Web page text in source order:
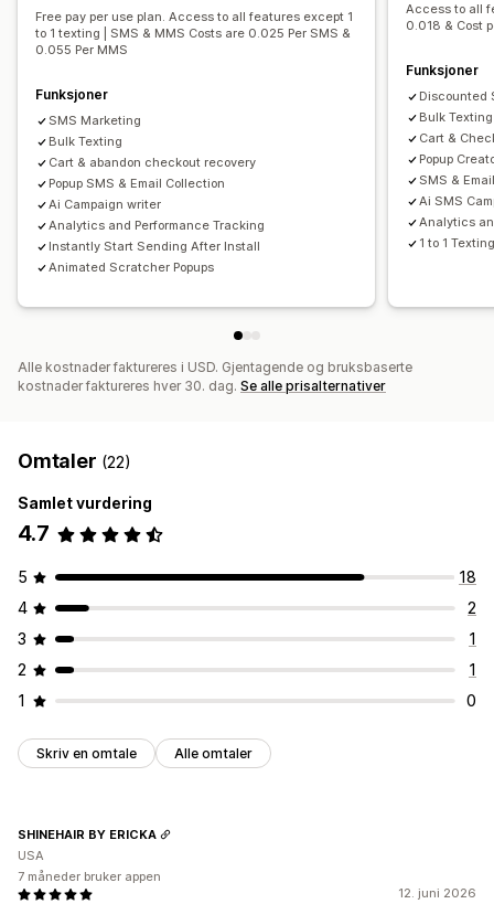
Velkomstmeldinger «Vinn tilbake»-kampanjer
Utløsere og regler Automasjoner Segmentering
Analyse
Sporing
Free pay per use plan. Access to all features except 1
to 1 texting | SMS & MMS Costs are 0.025 Per SMS &
0.055 Per MMS
Funksjoner
SMS Marketing
Bulk Texting
Cart & abandon checkout recovery
Popup SMS & Email Collection
Ai Campaign writer
Analytics and Performance Tracking
Instantly Start Sending After Install
Animated Scratcher Popups
Access to all
0.018 & Cost
Funksjoner
Discounted
Bulk Texting
Cart &
Popup
SMS &
Ai SMS
Analytics
1 to 1
Alle kostnader faktureres i USD. Gjentagende og bruksbaserte
kostnader faktureres hver 30. dag. Se alle prisalternativer
Omtaler (22)
Samlet vurdering
4.7
5
18
4
2
3
1
2
1
1
0
Skriv en omtale Alle omtaler
12. juni 2026
SHINEHAIR BY ERICKA
USA
7 måneder bruker appen